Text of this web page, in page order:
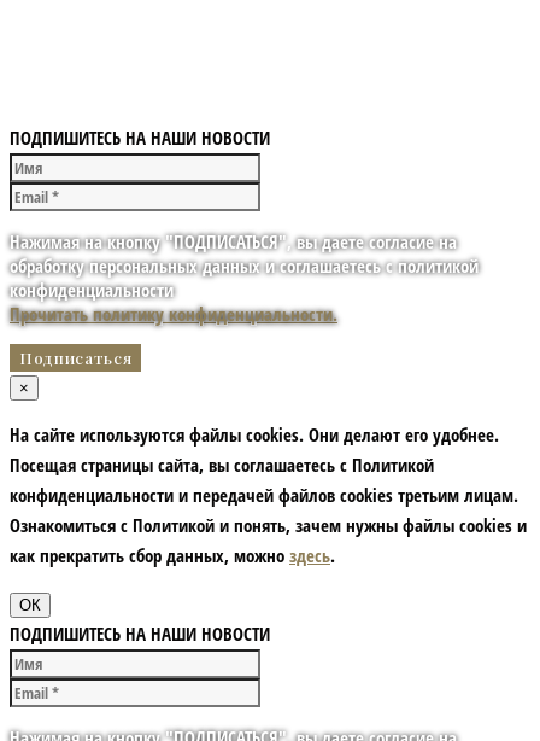
ПОДПИШИТЕСЬ НА НАШИ НОВОСТИ
Нажимая на кнопку "ПОДПИСАТЬСЯ", вы даете согласие на
обработку персональных данных и соглашаетесь с политикой
конфиденциальности
Прочитать политику конфиденциальности.
×
На сайте используются файлы cookies. Они делают его удобнее.
Посещая страницы сайта, вы соглашаетесь с Политикой
конфиденциальности и передачей файлов cookies третьим лицам.
Ознакомиться с Политикой и понять, зачем нужны файлы сookies и
как прекратить сбор данных, можно здесь.
ОК
ПОДПИШИТЕСЬ НА НАШИ НОВОСТИ